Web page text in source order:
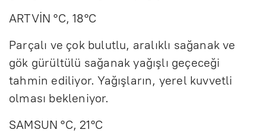
ARTVİN °C, 18°C
Parçalı ve çok bulutlu, aralıklı sağanak ve
gök gürültülü sağanak yağışlı geçeceği
tahmin ediliyor. Yağışların, yerel kuvvetli
olması bekleniyor.
SAMSUN °C, 21°C